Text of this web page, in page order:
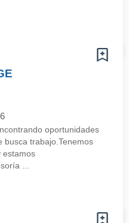
oportunidades
busca trabajo.Tenemos
estamos
...